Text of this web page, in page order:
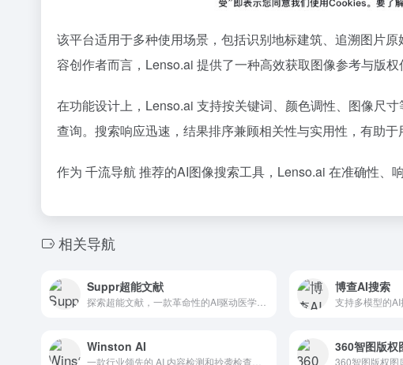
该平台适用于多种使用场景，包括识别地标建筑、追溯图片
容创作者而言，Lenso.ai 提供了一种高效获取图像参考与版权
在功能设计上，Lenso.ai 支持按关键词、颜色调性、图像尺
查询。搜索响应迅速，结果排序兼顾相关性与实用性，有助于
作为 千流导航 推荐的AI图像搜索工具，Lenso.ai 在准确性、
相关导航
Suppr超能文献 博查AI搜索
支持多模型的
Winston AI 360智图版权